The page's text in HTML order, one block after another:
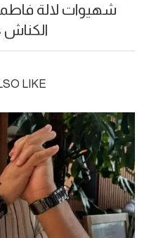
شهيوات لالة
الكناش les truffes
LIKE